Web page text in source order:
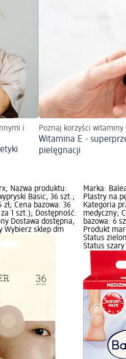
i
Poznaj korzyści witaminy
Witamina E -
pielęgnacji
Nazwa produktu:
Basic, 36 szt.;
zł; Cena bazowa: 36
za 1 szt.); Dostępność:
Dostawa dostępna,
Wybierz sklep dm
Marka:
Plastry na
Kategoria
medyczny;
bazowa: 6
Produkt
Status
Status